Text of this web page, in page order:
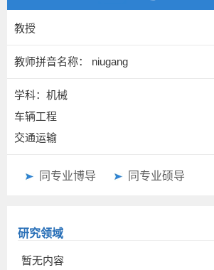
教授
教师拼音名称： niugang
学科：机械
车辆工程
交通运输
同专业博导 同专业硕导
研究领域
暂无内容